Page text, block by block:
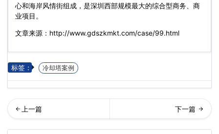
心和海岸风情街组成，是深圳西部规模最大的综合型商务、商
业项目。
文章来源：http://www.gdszkmkt.com/case/99.html
标签： 冷却塔案例
山海岸城购物广场冷却塔维 圳皇庭购物广场冷却塔工程